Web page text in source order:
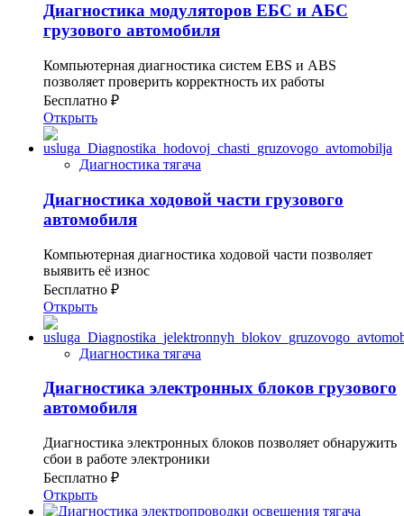
Диагностика модуляторов ЕБС и АБС
грузового автомобиля
Компьютерная диагностика систем EBS и ABS
позволяет проверить корректность их работы
Бесплатно ₽
Открыть
Диагностика тягача
Диагностика ходовой части грузового
автомобиля
Компьютерная диагностика ходовой части позволяет
выявить её износ
Бесплатно ₽
Открыть
Диагностика тягача
Диагностика электронных блоков грузового
автомобиля
Диагностика электронных блоков позволяет обнаружить
сбои в работе электроники
Бесплатно ₽
Открыть